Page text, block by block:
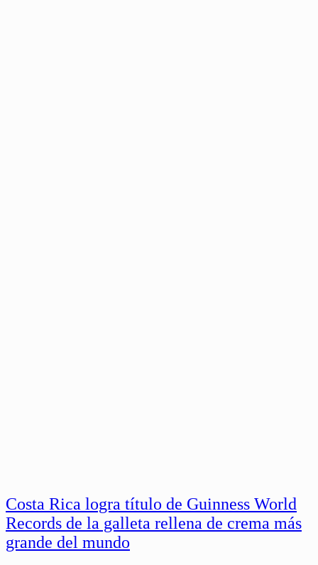
Costa Rica logra título de Guinness World
Records de la galleta rellena de crema más
grande del mundo